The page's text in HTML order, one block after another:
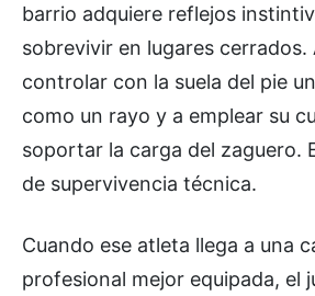
barrio adquiere reflejos
sobrevivir en lugares cerrados.
controlar con la suela del pie
como un rayo y a emplear su
soportar la carga del zaguero.
de supervivencia técnica.
Cuando ese atleta llega a una
profesional mejor equipada, el